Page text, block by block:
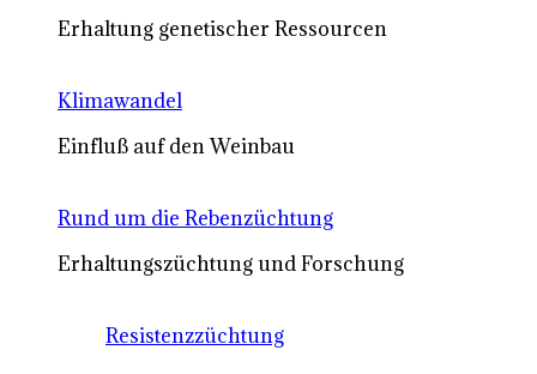
Erhaltung genetischer Ressourcen
Klimawandel
Einfluß auf den Weinbau
Rund um die Rebenzüchtung
Erhaltungszüchtung und Forschung
Resistenzzüchtung